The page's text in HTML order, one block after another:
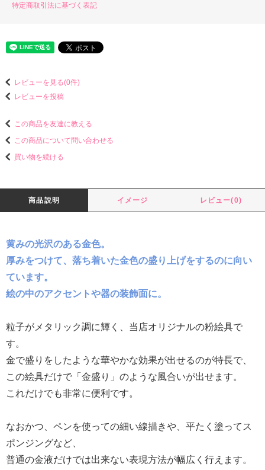
特定商取引法に基づく表記
レビューを見る(0件)
レビューを投稿
この商品を友達に教える
この商品について問い合わせる
買い物を続ける
商品説明 イメージ レビュー(0)
黄みの光沢のある金色。
厚みをつけて、落ち着いた金色の盛り上げをするのに向い
ています。
絵の中のアクセントや器の装飾面に。
粒子がメタリック調に輝く、当店オリジナルの粉絵具で
す。
金で盛りをしたような華やかな効果が出せるのが特長で、
この絵具だけで「金盛り」のような風合いが出せます。
これだけでも非常に便利です。
なおかつ、ペンを使っての細い線描きや、平たく塗ってス
ポンジングなど、
普通の金液だけでは出来ない表現方法が幅広く行えます。